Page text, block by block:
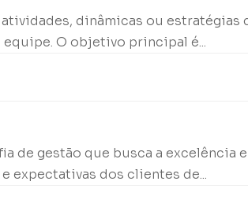
dinâmicas ou
O objetivo principal é...
de gestão que busca a excelência
expectativas dos clientes de...